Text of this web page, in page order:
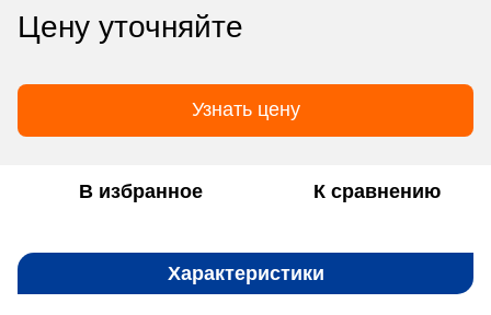
Цену уточняйте
Узнать цену
В избранное К сравнению
Характеристики